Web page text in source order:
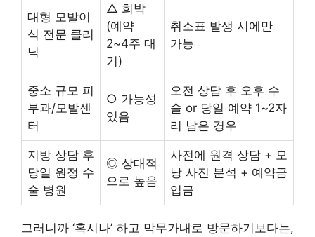
대형 모발이
식 전문 클리
닉
△ 희박
(예약
2~4주 대
기)
취소표 발생 시에만
가능
중소 규모 피
부과/모발센
터
○ 가능성
있음
오전 상담 후 오후 수
술 or 당일 예약 1~2자
리 남은 경우
지방 상담 후
당일 원정 수
술 병원
◎ 상대적
으로 높음
사전에 원격 상담 + 모
낭 사진 분석 + 예약금
입금
그러니까 ‘혹시나’ 하고 막무가내로 방문하기보다는,